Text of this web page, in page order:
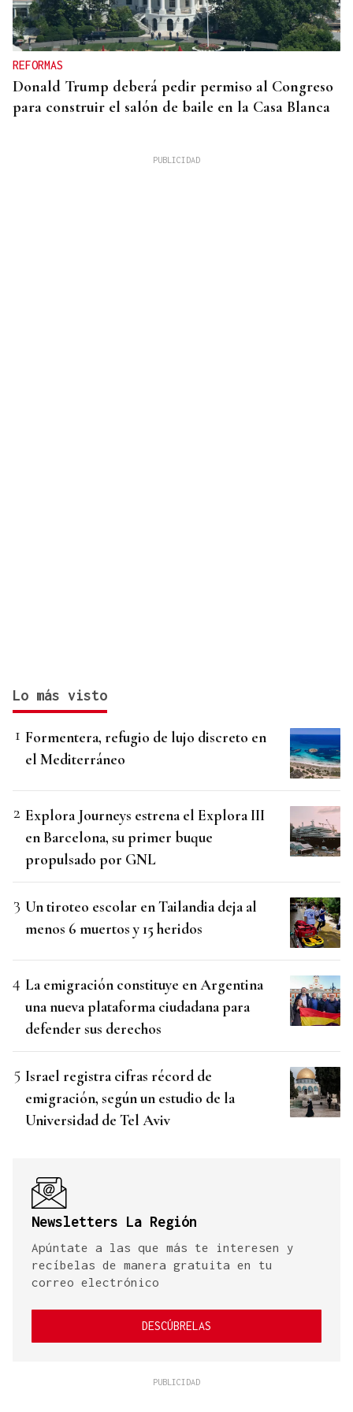
REFORMAS
Donald Trump deberá pedir permiso al Congreso
para construir el salón de baile en la Casa Blanca
Lo más visto
Formentera, refugio de lujo discreto en
el Mediterráneo
Explora Journeys estrena el Explora III
en Barcelona, su primer buque
propulsado por GNL
Un tiroteo escolar en Tailandia deja al
menos 6 muertos y 15 heridos
La emigración constituye en Argentina
una nueva plataforma ciudadana para
defender sus derechos
Israel registra cifras récord de
emigración, según un estudio de la
Universidad de Tel Aviv
Newsletters La Región
Apúntate a las que más te interesen y
recíbelas de manera gratuita en tu
correo electrónico
DESCÚBRELAS